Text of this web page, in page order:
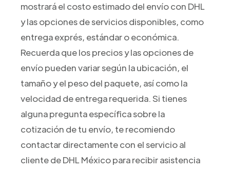
mostrará el costo estimado del envío con DHL
y las opciones de servicios disponibles, como
entrega exprés, estándar o económica.
Recuerda que los precios y las opciones de
envío pueden variar según la ubicación, el
tamaño y el peso del paquete, así como la
velocidad de entrega requerida. Si tienes
alguna pregunta específica sobre la
cotización de tu envío, te recomiendo
contactar directamente con el servicio al
cliente de DHL México para recibir asistencia